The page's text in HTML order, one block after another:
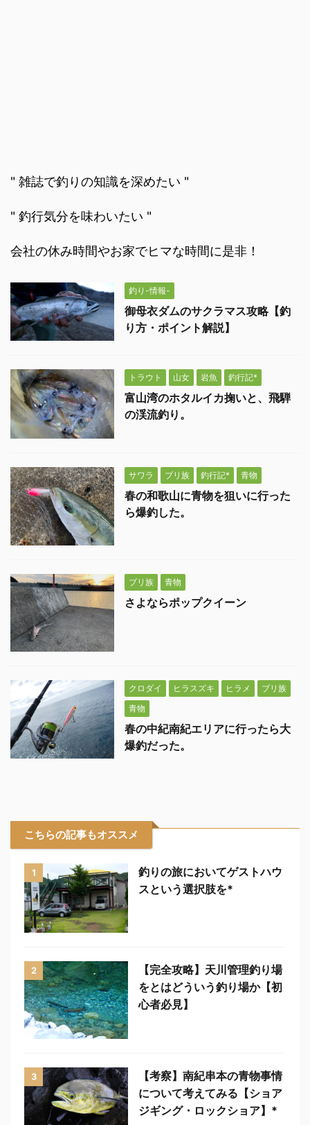
" 雑誌で釣りの知識を深めたい "
" 釣行気分を味わいたい "
会社の休み時間やお家でヒマな時間に是非！
釣り-情報-
御母衣ダムのサクラマス攻略【釣
り方・ポイント解説】
トラウト 山女 岩魚 釣行記*
富山湾のホタルイカ掬いと、飛騨
の渓流釣り。
サワラ ブリ族 釣行記* 青物
春の和歌山に青物を狙いに行った
ら爆釣した。
ブリ族 青物
さよならポップクイーン
クロダイ ヒラスズキ ヒラメ
ブリ族
青物
春の中紀南紀エリアに行ったら大
爆釣だった。
こちらの記事もオススメ
1
釣りの旅においてゲストハウ
スという選択肢を*
2
【完全攻略】天川管理釣り場
をとはどういう釣り場か【初
心者必見】
3
【考察】南紀串本の青物事情
について考えてみる【ショア
ジギング・ロックショア】*